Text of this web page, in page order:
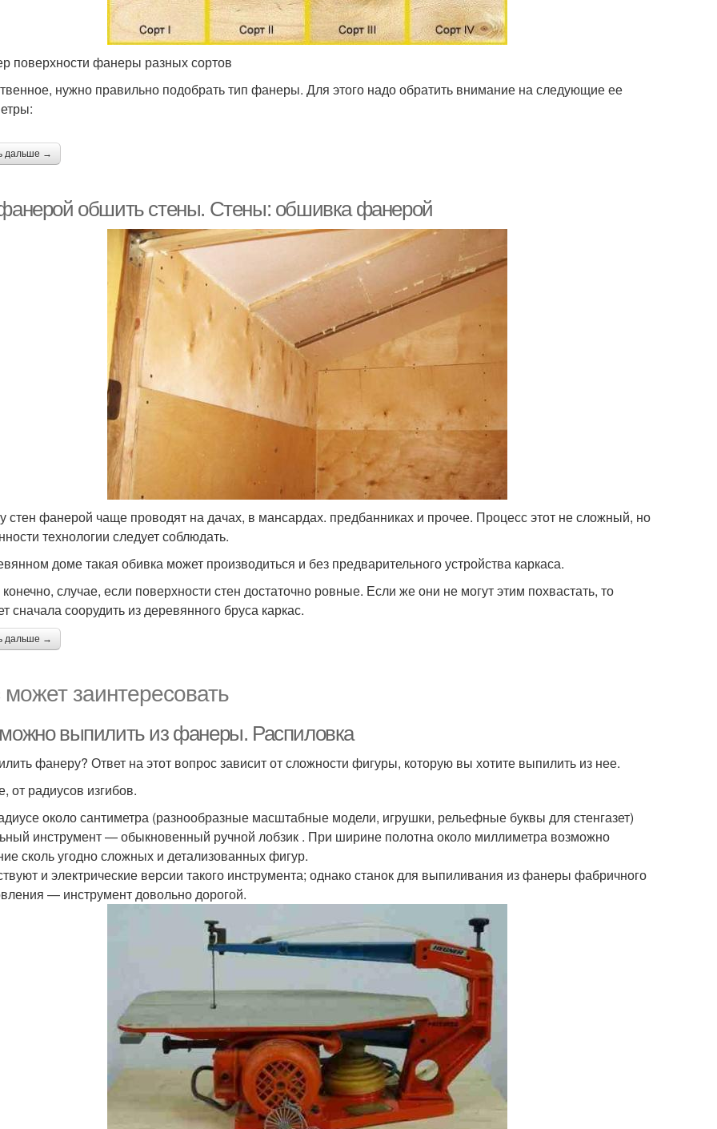
поверхности фанеры разных сортов
нужно правильно подобрать тип фанеры. Для этого надо обратить внимание на следующие ее
дальше →
обшить стены. Стены: обшивка фанерой
стен фанерой чаще проводят на дачах, в мансардах. предбанниках и прочее. Процесс этот не сложный, но
технологии следует соблюдать.
доме такая обивка может производиться и без предварительного устройства каркаса.
случае, если поверхности стен достаточно ровные. Если же они не могут этим похвастать, то
сначала соорудить из деревянного бруса каркас.
дальше →
заинтересовать
выпилить из фанеры. Распиловка
фанеру? Ответ на этот вопрос зависит от сложности фигуры, которую вы хотите выпилить из нее.
от радиусов изгибов.
около сантиметра (разнообразные масштабные модели, игрушки, рельефные буквы для стенгазет)
инструмент — обыкновенный ручной лобзик . При ширине полотна около миллиметра возможно
сколь угодно сложных и детализованных фигур.
и электрические версии такого инструмента; однако станок для выпиливания из фанеры фабричного
— инструмент довольно дорогой.